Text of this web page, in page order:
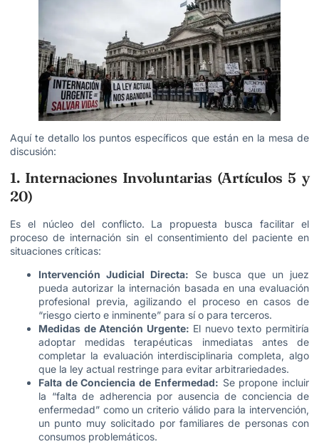
Aquí te detallo los puntos específicos que están en la mesa de
discusión:
1. Internaciones Involuntarias (Artículos 5 y
20)
Es el núcleo del conflicto. La propuesta busca facilitar el
proceso de internación sin el consentimiento del paciente en
situaciones críticas:
Intervención Judicial Directa: Se busca que un juez
pueda autorizar la internación basada en una evaluación
profesional previa, agilizando el proceso en casos de
“riesgo cierto e inminente” para sí o para terceros.
Medidas de Atención Urgente: El nuevo texto permitiría
adoptar medidas terapéuticas inmediatas antes de
completar la evaluación interdisciplinaria completa, algo
que la ley actual restringe para evitar arbitrariedades.
Falta de Conciencia de Enfermedad: Se propone incluir
la “falta de adherencia por ausencia de conciencia de
enfermedad” como un criterio válido para la intervención,
un punto muy solicitado por familiares de personas con
consumos problemáticos.